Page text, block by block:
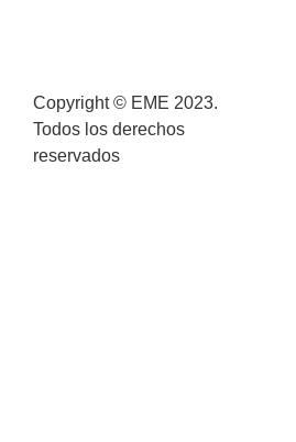
Copyright © EME 2023.
Todos los derechos
reservados